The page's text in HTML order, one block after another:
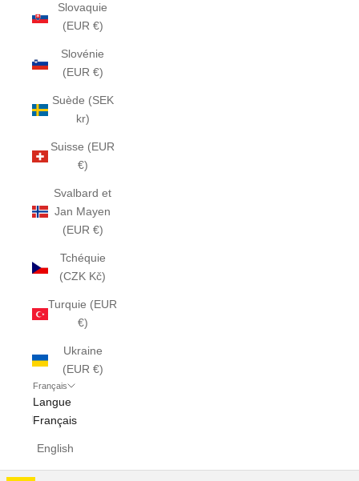
Slovaquie
(EUR €)
Slovénie
(EUR €)
Suède (SEK
kr)
Suisse (EUR
€)
Svalbard et
Jan Mayen
(EUR €)
Tchéquie
(CZK Kč)
Turquie (EUR
€)
Ukraine
(EUR €)
Français
Langue
Français
English